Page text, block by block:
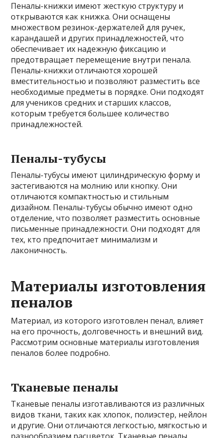
Пеналы-книжки имеют жесткую структуру и
открываются как книжка. Они оснащены
множеством резинок-держателей для ручек,
карандашей и других принадлежностей, что
обеспечивает их надежную фиксацию и
предотвращает перемещение внутри пенала.
Пеналы-книжки отличаются хорошей
вместительностью и позволяют разместить все
необходимые предметы в порядке. Они подходят
для учеников средних и старших классов,
которым требуется большее количество
принадлежностей.
Пеналы-тубусы
Пеналы-тубусы имеют цилиндрическую форму и
застегиваются на молнию или кнопку. Они
отличаются компактностью и стильным
дизайном. Пеналы-тубусы обычно имеют одно
отделение, что позволяет разместить основные
письменные принадлежности. Они подходят для
тех, кто предпочитает минимализм и
лаконичность.
Материалы изготовления
пеналов
Материал, из которого изготовлен пенал, влияет
на его прочность, долговечность и внешний вид.
Рассмотрим основные материалы изготовления
пеналов более подробно.
Тканевые пеналы
Тканевые пеналы изготавливаются из различных
видов ткани, таких как хлопок, полиэстер, нейлон
и другие. Они отличаются легкостью, мягкостью и